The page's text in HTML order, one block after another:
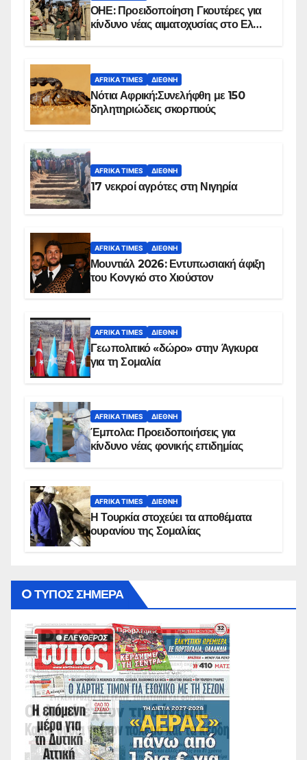
ΟΗΕ: Προειδοποίηση Γκουτέρες για
κίνδυνο νέας αιματοχυσίας στο Ελ
AFRIKA TIMES ΔΙΕΘΝΉ
Νότια Αφρική:Συνελήφθη με 150
δηλητηριώδεις σκορπιούς
AFRIKA TIMES ΔΙΕΘΝΉ
17 νεκροί αγρότες στη Νιγηρία
AFRIKA TIMES ΔΙΕΘΝΉ
Μουντιάλ 2026: Εντυπωσιακή άφιξη
του Κονγκό στο Χιούστον
AFRIKA TIMES ΔΙΕΘΝΉ
Γεωπολιτικό «δώρο» στην Άγκυρα
για τη Σομαλία
AFRIKA TIMES ΔΙΕΘΝΉ
Έμπολα: Προειδοποιήσεις για
κίνδυνο νέας φονικής επιδημίας
AFRIKA TIMES ΔΙΕΘΝΉ
Η Τουρκία στοχεύει τα αποθέματα
ουρανίου της Σομαλίας
O ΤΥΠΟΣ ΣΗΜΕΡΑ